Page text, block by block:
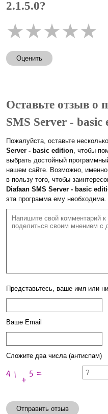
2.1.5.0?
★★★★★
Оценить
Оставьте отзыв о
SMS Server - basic
Пожалуйста, оставьте
Server - basic edition, чтобы
выбрать достойный
нашем сайте. Возможно,
в пользу того, чтобы
Diafaan SMS Server - basic
эта программа ему необходима.
Представьтесь, ваше имя или
Ваше Email
Сложите два числа (антиспам)
Отправить отзыв